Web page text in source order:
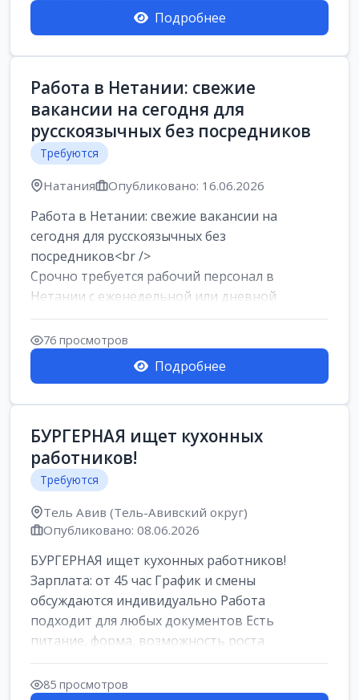
Подробнее
Работа в Нетании: свежие
вакансии на сегодня для
русскоязычных без посредников
Требуются
Натания Опубликовано: 16.06.2026
Работа в Нетании: свежие вакансии на
сегодня для русскоязычных без
посредников<br />
Срочно требуется рабочий персонал в
Нетании с еженедельной или дневной
оплатой<br />
Свежие вакансии в Нетании дл...
76 просмотров
Подробнее
БУРГЕРНАЯ ищет кухонных
работников!
Требуются
Тель Авив (Тель-Авивский округ)
Опубликовано: 08.06.2026
БУРГЕРНАЯ ищет кухонных работников!
Зарплата: от 45 час График и смены
обсуждаются индивидуально Работа
подходит для любых документов Есть
питание, форма, возможность роста
Подробности по телефону 966...
85 просмотров